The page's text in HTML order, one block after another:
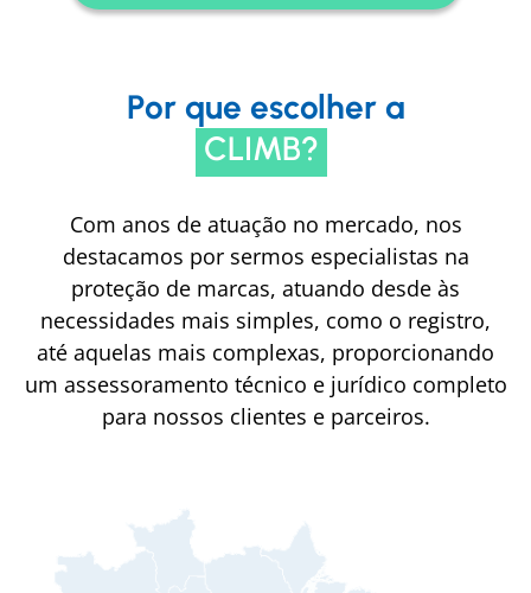
Por que escolher a
CLIMB?
Com anos de atuação no mercado, nos
destacamos por sermos especialistas na
proteção de marcas, atuando desde às
necessidades mais simples, como o registro,
até aquelas mais complexas, proporcionando
um assessoramento técnico e jurídico completo
para nossos clientes e parceiros.